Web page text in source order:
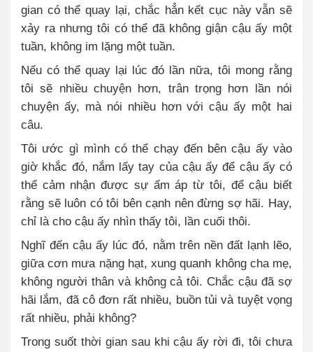
gian có thể quay lại, chắc hẳn kết cục này vẫn sẽ
xảy ra nhưng tôi có thể đã không giận cậu ấy một
tuần, không im lặng một tuần.
Nếu có thể quay lại lúc đó lần nữa, tôi mong rằng
tôi sẽ nhiều chuyện hơn, trân trọng hơn lần nói
chuyện ấy, mà nói nhiều hơn với cậu ấy một hai
câu.
Tôi ước gì mình có thể chạy đến bên cậu ấy vào
giờ khắc đó, nắm lấy tay của cậu ấy để cậu ấy có
thể cảm nhận được sự ấm áp từ tôi, để cậu biết
rằng sẽ luôn có tôi bên cạnh nên đừng sợ hãi. Hay,
chỉ là cho cậu ấy nhìn thấy tôi, lần cuối thôi.
Nghĩ đến cậu ấy lúc đó, nằm trên nền đất lạnh lẽo,
giữa cơn mưa nặng hạt, xung quanh không cha mẹ,
không người thân và không cả tôi. Chắc cậu đã sợ
hãi lắm, đã cô đơn rất nhiều, buồn tủi và tuyệt vọng
rất nhiều, phải không?
Trong suốt thời gian sau khi cậu ấy rời đi, tôi chưa